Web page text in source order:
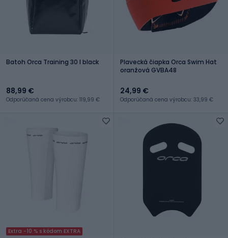
Batoh Orca Training 30 l black
88,99 €
Odporúčaná cena výrobcu: 119,99 €
Plavecká čiapka Orca Swim Hat
oranžová GVBA48
24,99 €
Odporúčaná cena výrobcu: 33,99 €
Extra -10 % s kódom EXTRA